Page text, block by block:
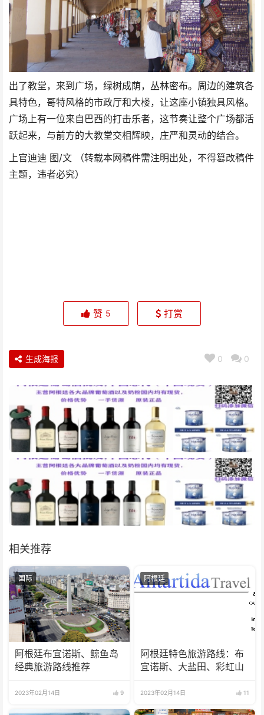
出了教堂，来到广场，绿树成荫，丛林密布。周边的建筑各
具特色，哥特风格的市政厅和大楼，让这座小镇独具风格。
广场上有一位来自巴西的打击乐者，这节奏让整个广场都活
跃起来，与前方的大教堂交相辉映，庄严和灵动的结合。
上官迪迪 图/文 （转载本网稿件需注明出处，不得篡改稿件
主题，违者必究）
赞 5 打赏
0 0
生成海报
相关推荐
国际
阿根廷布宜诺斯、鲸鱼岛
经典旅游路线推荐
2023年02月14日 9
阿根廷
阿根廷特色旅游路线：布
宜诺斯、大盐田、彩虹山
2023年02月14日 11